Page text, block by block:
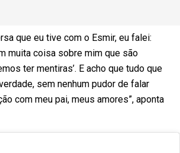
que eu tive com o Esmir, eu falei:
muita coisa sobre mim que são
ter mentiras’. E acho que tudo que
sem nenhum pudor de falar
com meu pai, meus amores”, aponta